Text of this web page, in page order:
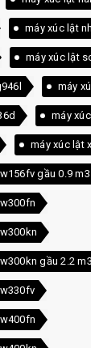
máy xúc lật
máy xúc lật
máy
máy
máy xúc lật
gầu 0.9 m3
gầu 2.2 m3